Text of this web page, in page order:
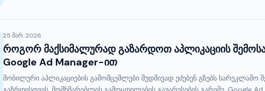
25 მარ. 2026
როგორ მაქსიმალურად გაზარდოთ აპლიკაციის
Google Ad Manager-ით
მობილური აპლიკაციების გამომცემლები მუდმივად ეძებენ გზებს სარეკლამო